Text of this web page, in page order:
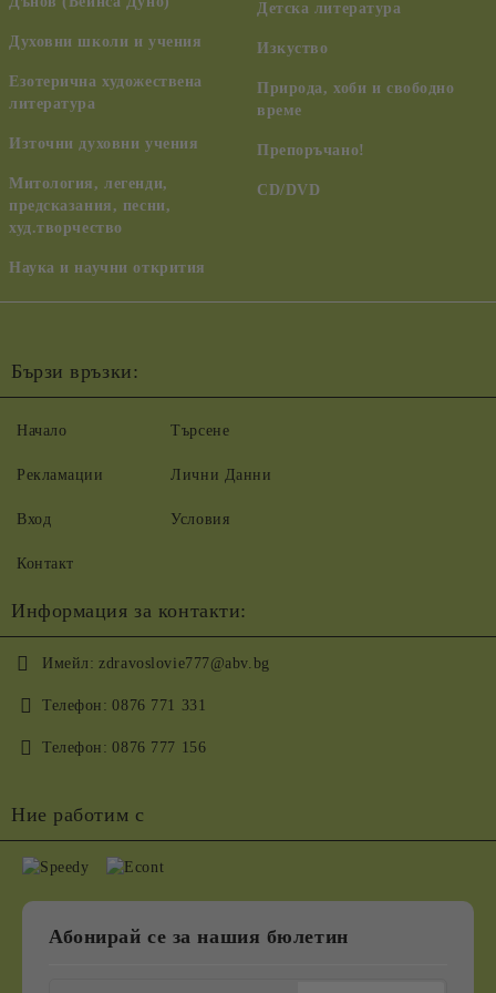
Духовни школи и учения
Езотерична художествена
литература
Източни духовни учения
Митология, легенди,
предсказания, песни,
худ.творчество
Наука и научни открития
Детска литература
Изкуство
Природа, хоби и свободно
време
Препоръчано!
CD/DVD
Бързи връзки:
Начало
Рекламации
Вход
Контакт
Търсене
Лични Данни
Условия
Информация за контакти:
Имейл: zdravoslovie777@abv.bg
Телефон: 0876 771 331
Телефон: 0876 777 156
Ние работим с
Абонирай се за нашия бюлетин